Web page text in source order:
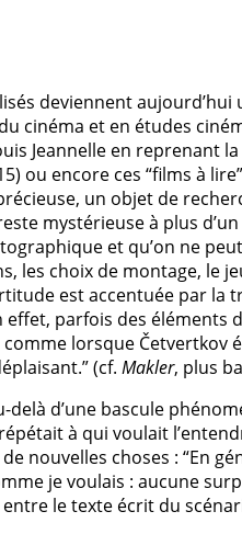
deviennent
cinéma et en études
Jeannelle en reprenant
ou encore ces “films à
un objet de
mystérieuse à plus d’un
et qu’on ne
les choix de montage, le
est accentuée par la
parfois des éléments
lorsque Četvertkov
(cf. Makler, plus
delà d’une bascule
à qui voulait
nouvelles choses : “En
je voulais : aucune
le texte écrit du